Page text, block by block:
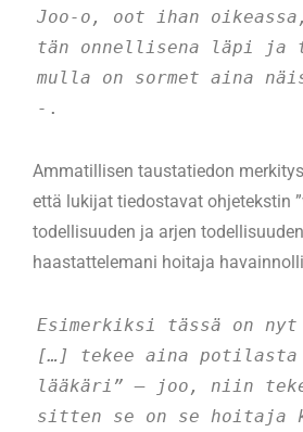
Joo-o, oot ihan
tän onnellisena läpi ja
mulla on sormet aina
- .
Ammatillisen taustatiedon
että lukijat tiedostavat ohjetekstin
todellisuuden ja arjen
haastattelemani hoitaja
Esimerkiksi tässä on nyt
[…] tekee aina potilasta
lääkäri” – joo, niin
sitten se on se hoitaja